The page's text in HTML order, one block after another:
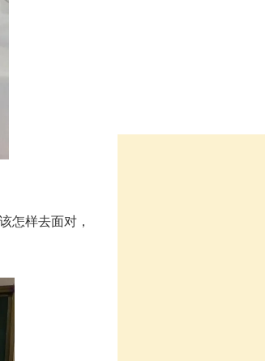
怎样去面对，